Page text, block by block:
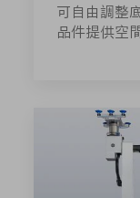
可自由調整
品件提供空